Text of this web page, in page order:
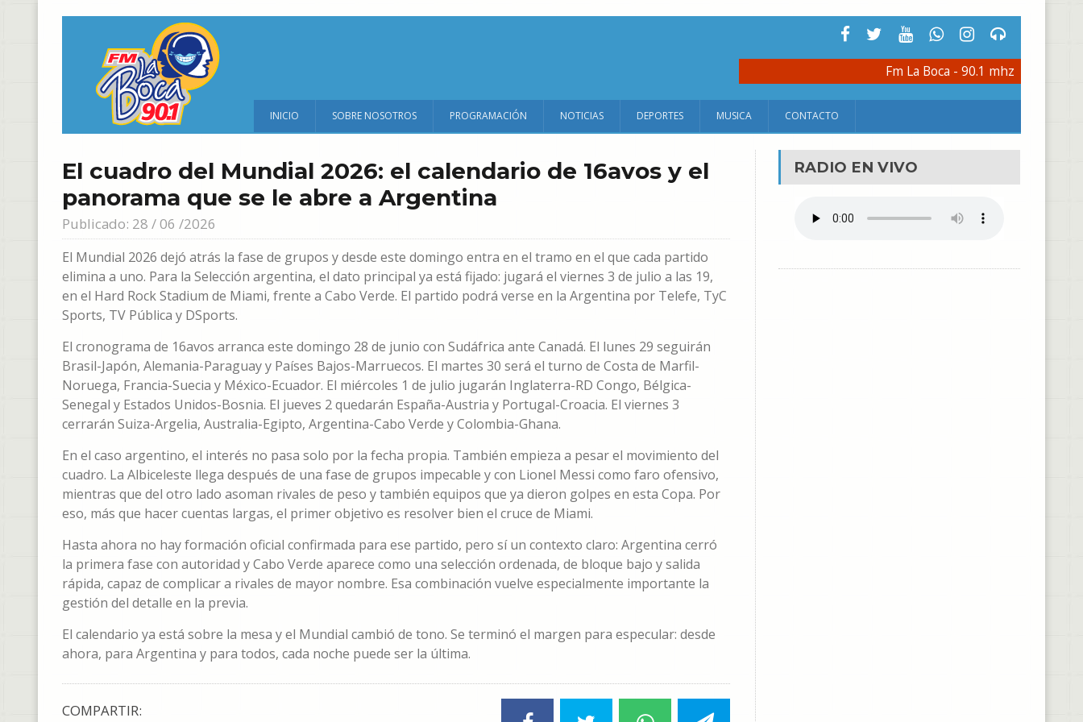
Fm La Boca - 90.1 mhz
INICIO SOBRE NOSOTROS PROGRAMACIÓN NOTICIAS DEPORTES MUSICA CONTACTO
El cuadro del Mundial 2026: el calendario de 16avos y el
panorama que se le abre a Argentina
Publicado: 28 / 06 /2026
El Mundial 2026 dejó atrás la fase de grupos y desde este domingo entra en el tramo en el que cada partido
elimina a uno. Para la Selección argentina, el dato principal ya está fijado: jugará el viernes 3 de julio a las 19,
en el Hard Rock Stadium de Miami, frente a Cabo Verde. El partido podrá verse en la Argentina por Telefe, TyC
Sports, TV Pública y DSports.
El cronograma de 16avos arranca este domingo 28 de junio con Sudáfrica ante Canadá. El lunes 29 seguirán
Brasil-Japón, Alemania-Paraguay y Países Bajos-Marruecos. El martes 30 será el turno de Costa de Marfil-
Noruega, Francia-Suecia y México-Ecuador. El miércoles 1 de julio jugarán Inglaterra-RD Congo, Bélgica-
Senegal y Estados Unidos-Bosnia. El jueves 2 quedarán España-Austria y Portugal-Croacia. El viernes 3
cerrarán Suiza-Argelia, Australia-Egipto, Argentina-Cabo Verde y Colombia-Ghana.
En el caso argentino, el interés no pasa solo por la fecha propia. También empieza a pesar el movimiento del
cuadro. La Albiceleste llega después de una fase de grupos impecable y con Lionel Messi como faro ofensivo,
mientras que del otro lado asoman rivales de peso y también equipos que ya dieron golpes en esta Copa. Por
eso, más que hacer cuentas largas, el primer objetivo es resolver bien el cruce de Miami.
Hasta ahora no hay formación oficial confirmada para ese partido, pero sí un contexto claro: Argentina cerró
la primera fase con autoridad y Cabo Verde aparece como una selección ordenada, de bloque bajo y salida
rápida, capaz de complicar a rivales de mayor nombre. Esa combinación vuelve especialmente importante la
gestión del detalle en la previa.
El calendario ya está sobre la mesa y el Mundial cambió de tono. Se terminó el margen para especular: desde
ahora, para Argentina y para todos, cada noche puede ser la última.
COMPARTIR:
RADIO EN VIVO